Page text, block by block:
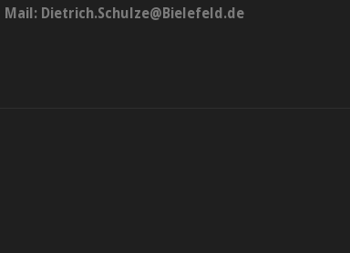
Mail: Dietrich.Schulze@Bielefeld.de